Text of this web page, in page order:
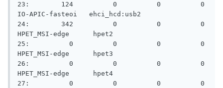
23:        124          0          0          0
IO-APIC-fasteoi   ehci_hcd:usb2
24:        342          0          0          0
HPET_MSI-edge      hpet2
25:          0          0          0          0
HPET_MSI-edge      hpet3
26:          0          0          0          0
HPET_MSI-edge      hpet4
27:          0          0          0          0